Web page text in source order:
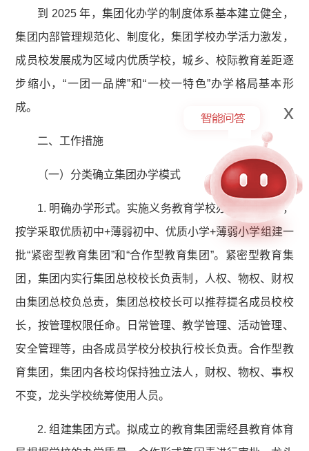
到 2025 年，集团化办学的制度体系基本建立健全，
集团内部管理规范化、制度化，集团学校办学活力激发，
成员校发展成为区域内优质学校，城乡、校际教育差距逐
步缩小，“一团一品牌”和“一校一特色”办学格局基本形
成。
二、工作措施
（一）分类确立集团办学模式
1. 明确办学形式。实施义务教育学校办学机制改革，
按学采取优质初中+薄弱初中、优质小学+薄弱小学组建一
批“紧密型教育集团”和“合作型教育集团”。紧密型教育集
团，集团内实行集团总校校长负责制，人权、物权、财权
由集团总校负总责，集团总校校长可以推荐提名成员校校
长，按管理权限任命。日常管理、教学管理、活动管理、
安全管理等，由各成员学校分校执行校长负责。合作型教
育集团，集团内各校均保持独立法人，财权、物权、事权
不变，龙头学校统筹使用人员。
2. 组建集团方式。拟成立的教育集团需经县教育体育
x